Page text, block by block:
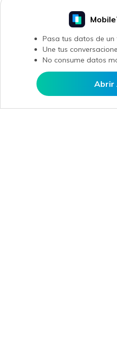
Abrir en
Pasa tus datos de
Une tus
No consume datos
Abrir